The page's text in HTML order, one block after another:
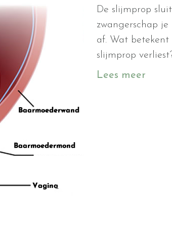
De slijmprop
zwangerschap
af. Wat
slijmprop
Lees meer